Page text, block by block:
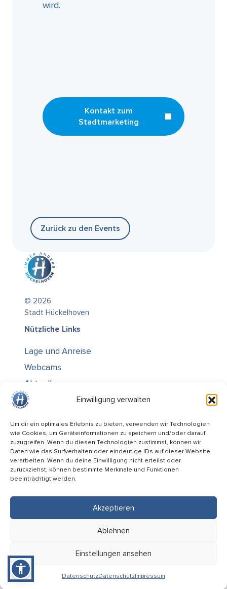
Einwilligung verwalten
Um dir ein optimales Erlebnis zu bieten, verwenden wir Technologien
wie Cookies, um Geräteinformationen zu speichern und/oder darauf
zuzugreifen. Wenn du diesen Technologien zustimmst, können wir
Daten wie das Surfverhalten oder eindeutige IDs auf dieser Website
verarbeiten. Wenn du deine Einwilligung nicht erteilst oder
zurückziehst, können bestimmte Merkmale und Funktionen
beeinträchtigt werden.
Akzeptieren
Ablehnen
Einstellungen ansehen
DatenschutzDatenschutzImpressum
wird.
Kontakt zum
Stadtmarketing
Zurück zu den Events
© 2026
Stadt Hückelhoven
Nützliche Links
Lage und Anreise
Webcams
Aktuelles
Über uns
Kontakt / Öffnungszeiten
Alle Ämter
Stellenausschreibungen
Rechtliches
Informiert bleiben
Service-Code: 2NHQ5